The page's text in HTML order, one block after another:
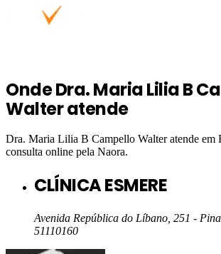
OndeDra. Maria Lilia B
Walteratende
Dra. Maria Lilia B Campello Walteratende em
consulta online pela Naora.
CLÍNICA ESMERE
Avenida República do Líbano, 251 -
51110160